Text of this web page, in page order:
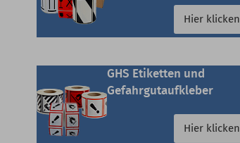
Hier klicken
GHS Etiketten und
Gefahrgutaufkleber
Hier klicken